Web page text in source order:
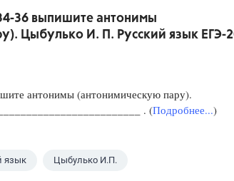
36 выпишите антонимы
Цыбулько И. П. Русский язык ЕГЭ-
антонимы (антонимическую пару).
. (Подробнее...)
язык Цыбулько И.П.